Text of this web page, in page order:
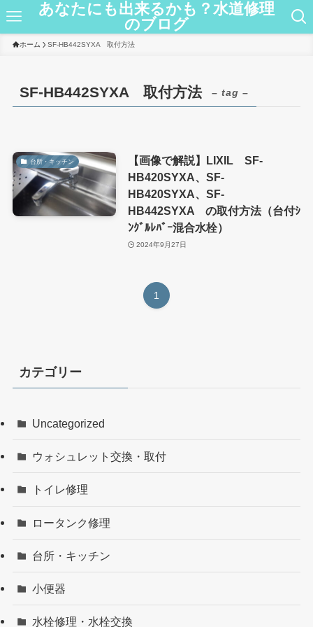
あなたにも出来るかも？水道修理
のブログ
ホーム SF-HB442SYXA 取付方法
SF-HB442SYXA 取付方法 – tag –
台所・キッチン
【画像で解説】LIXIL SF-
HB420SYXA、SF-
HB420SYXA、SF-
HB442SYXA の取付方法（台付ｼ
ﾝｸﾞﾙﾚﾊﾞｰ混合水栓）
2024年9月27日
1
カテゴリー
Uncategorized
ウォシュレット交換・取付
トイレ修理
ロータンク修理
台所・キッチン
小便器
水栓修理・水栓交換